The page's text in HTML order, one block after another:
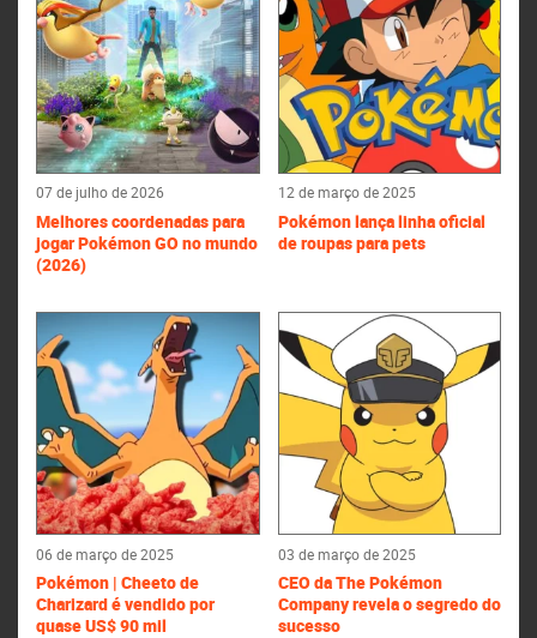
07 de julho de 2026
Melhores coordenadas para
jogar Pokémon GO no mundo
(2026)
12 de março de 2025
Pokémon lança linha oficial
de roupas para pets
06 de março de 2025
Pokémon | Cheeto de
Charizard é vendido por
quase US$ 90 mil
03 de março de 2025
CEO da The Pokémon
Company revela o segredo do
sucesso